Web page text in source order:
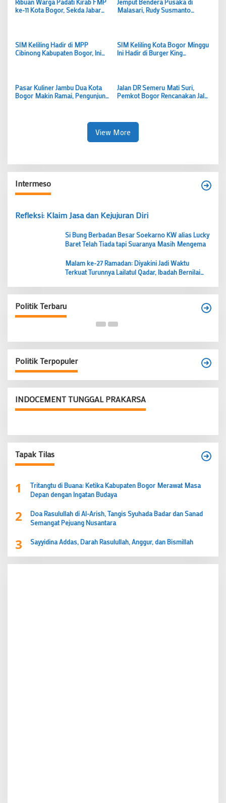
Ribuan Warga Padati Kirab FMP
ke-11 Kota Bogor, Sekda Jabar
Jemput Bendera Pusaka di
Malasari, Rudy Susmanto
SIM Keliling Hadir di MPP
Cibinong Kabupaten Bogor, Ini
SIM Keliling Kota Bogor Minggu
Ini Hadir di Burger King
Pasar Kuliner Jambu Dua Kota
Bogor Makin Ramai, Pengunjung
Jalan DR Semeru Mati Suri,
Pemkot Bogor Rencanakan Jalur
View More
Intermeso
Refleksi: Klaim Jasa dan Kejujuran Diri
Si Bung Berbadan Besar Soekarno KW alias Lucky
Baret Telah Tiada tapi Suaranya Masih Mengema
Malam ke-27 Ramadan: Diyakini Jadi Waktu
Terkuat Turunnya Lailatul Qadar, Ibadah Bernilai
Politik Terbaru
Tangerang Periode 2026–2031
Di Banten, Politik
Politik Terpopuler
INDOCEMENT TUNGGAL PRAKARSA
Tapak Tilas
1
Tritangtu di Buana: Ketika Kabupaten Bogor Merawat Masa
Depan dengan Ingatan Budaya
2
Doa Rasulullah di Al-Arish, Tangis Syuhada Badar dan Sanad
Semangat Pejuang Nusantara
3 Sayyidina Addas, Darah Rasulullah, Anggur, dan Bismillah